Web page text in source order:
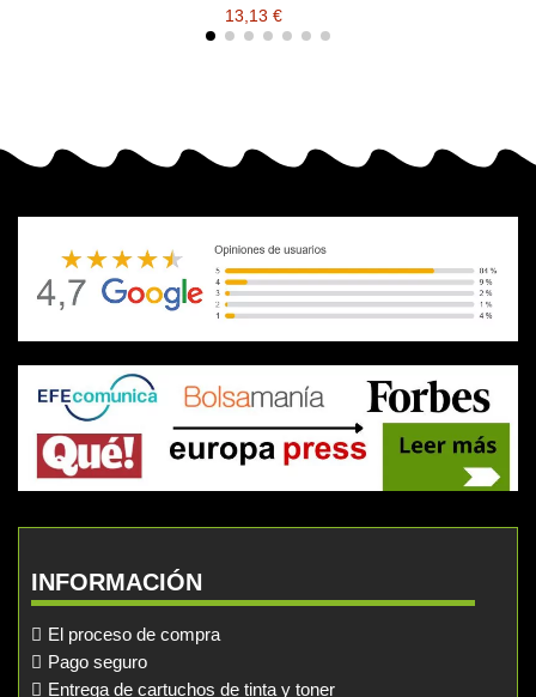
13,13 €
INFORMACIÓN
El proceso de compra
Pago seguro
Entrega de cartuchos de tinta y toner